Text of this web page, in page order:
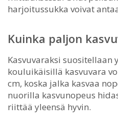
harjoitussukka voivat
Kuinka paljon
Kasvuvaraksi suositellaan
kouluikäisillä kasvuvara
cm, koska jalka kasvaa
nuorilla kasvunopeus
riittää yleensä hyvin.